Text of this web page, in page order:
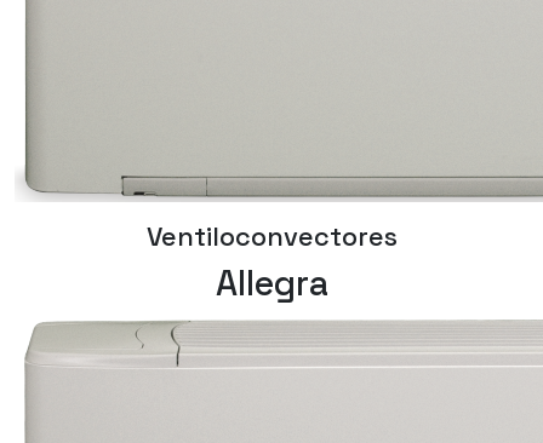
Ventiloconvectores
Allegra